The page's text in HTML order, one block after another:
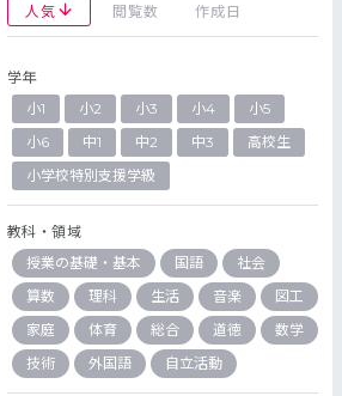
人気
閲覧数 作成日
学年
小1
小2 小3 小4
小5
小6
中1 中2 中3
高校生
小学校特別支援学級
教科・領域
授業の基礎・基本
国語
社会
算数
理科 生活 音楽
図工
家庭
体育 総合 道徳
数学
技術
外国語 自立活動